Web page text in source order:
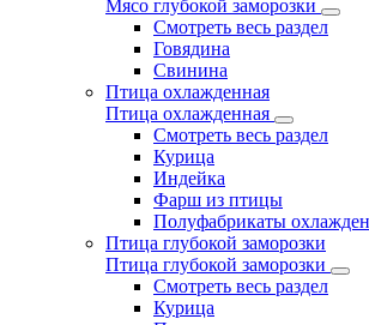
Мясо глубокой заморозки
Смотреть весь раздел
Говядина
Свинина
Птица охлажденная
Птица охлажденная
Смотреть весь раздел
Курица
Индейка
Фарш из птицы
Полуфабрикаты
Птица глубокой заморозки
Птица глубокой заморозки
Смотреть весь раздел
Курица